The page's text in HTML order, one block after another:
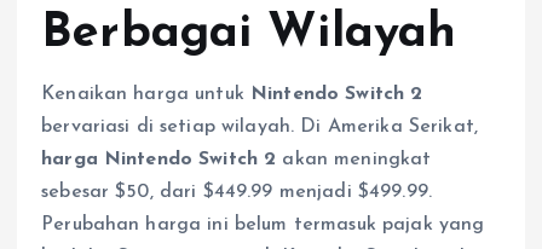
Berbagai Wilayah
Kenaikan harga untuk
Nintendo Switch 2
bervariasi di setiap wilayah. Di Amerika Serikat,
harga Nintendo Switch 2 akan meningkat
sebesar $50, dari $449.99 menjadi $499.99.
Perubahan harga ini belum termasuk pajak yang